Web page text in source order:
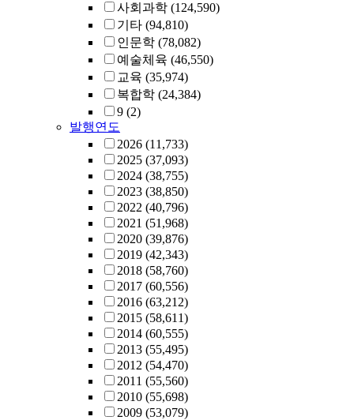
사회과학 (124,590)
기타 (94,810)
인문학 (78,082)
예술체육 (46,550)
교육 (35,974)
복합학 (24,384)
9 (2)
발행연도
2026 (11,733)
2025 (37,093)
2024 (38,755)
2023 (38,850)
2022 (40,796)
2021 (51,968)
2020 (39,876)
2019 (42,343)
2018 (58,760)
2017 (60,556)
2016 (63,212)
2015 (58,611)
2014 (60,555)
2013 (55,495)
2012 (54,470)
2011 (55,560)
2010 (55,698)
2009 (53,079)